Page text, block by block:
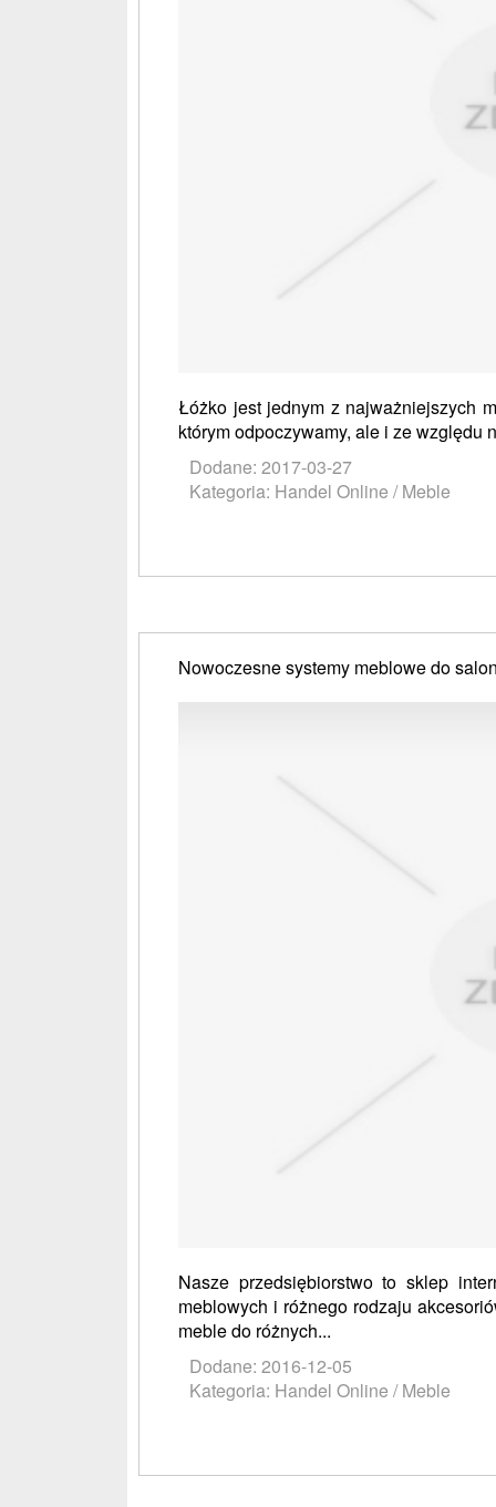
Łóżko jest jednym z najważniejszych
którym odpoczywamy, ale i ze względu
Dodane: 2017-03-27
Kategoria: Handel Online / Meble
Nowoczesne systemy meblowe do
Nasze przedsiębiorstwo to sklep
meblowych i różnego rodzaju
meble do różnych...
Dodane: 2016-12-05
Kategoria: Handel Online / Meble